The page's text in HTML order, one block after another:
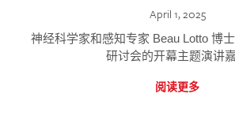
April 1, 2025
神经科学家和感知专家 Beau Lotto 博
研讨会的开幕主题演讲
阅读更多